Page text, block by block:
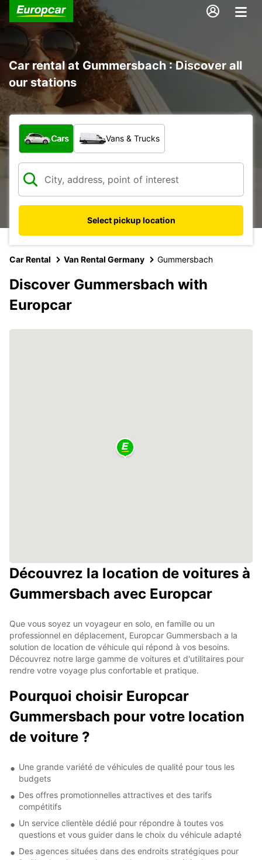
Car rental at Gummersbach : Discover all
our stations
What type of vehicle?
Cars Vans & Trucks
Select pickup location
Car Rental Van Rental Germany Gummersbach
Discover Gummersbach with
Europcar
Découvrez la location de voitures à
Gummersbach avec Europcar
Que vous soyez un voyageur en solo, en famille ou un
professionnel en déplacement, Europcar Gummersbach a la
solution de location de véhicule qui répond à vos besoins.
Découvrez notre large gamme de voitures et d'utilitaires pour
rendre votre voyage plus confortable et pratique.
Pourquoi choisir Europcar
Gummersbach pour votre location
de voiture ?
Une grande variété de véhicules de qualité pour tous les
budgets
Des offres promotionnelles attractives et des tarifs
compétitifs
Un service clientèle dédié pour répondre à toutes vos
questions et vous guider dans le choix du véhicule adapté
Des agences situées dans des endroits stratégiques pour